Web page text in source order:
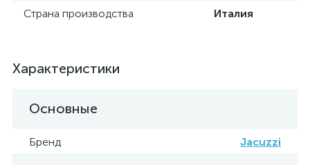
Страна производства
Италия
Характеристики
Основные
Бренд Jacuzzi